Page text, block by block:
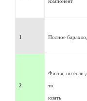
компонент
1 Полное
2
Фигня, но если
то
юзать